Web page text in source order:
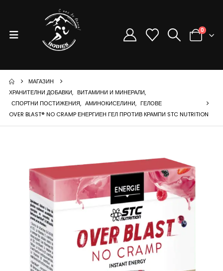
0
МАГАЗИН
ХРАНИТЕЛНИ ДОБАВКИ, ВИТАМИНИ И МИНЕРАЛИ,
СПОРТНИ ПОСТИЖЕНИЯ, АМИНОКИСЕЛИНИ, ГЕЛОВЕ
OVER BLAST® NO CRAMP ЕНЕРГИЕН ГЕЛ ПРОТИВ КРАМПИ STC NUTRITION